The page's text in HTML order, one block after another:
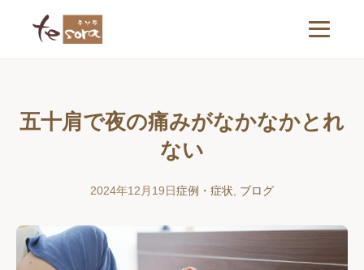
五十肩で夜の痛みがなかなかとれ
ない
2024年12月19日症例・症状 ブログ